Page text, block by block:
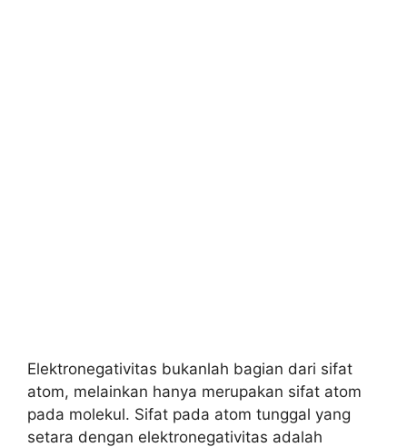
Elektronegativitas bukanlah bagian dari sifat
atom, melainkan hanya merupakan sifat atom
pada molekul. Sifat pada atom tunggal yang
setara dengan elektronegativitas adalah